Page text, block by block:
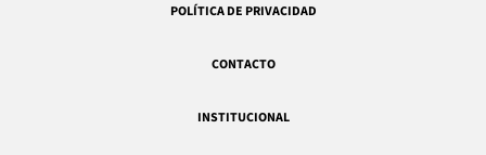
POLÍTICA DE PRIVACIDAD
CONTACTO
INSTITUCIONAL